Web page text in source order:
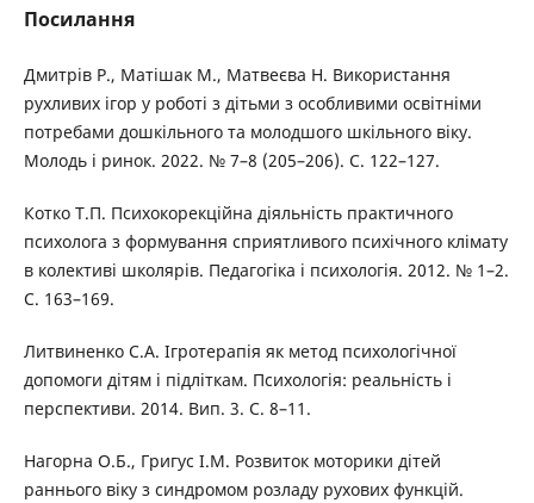
Посилання
Дмитрів Р., Матішак М., Матвеєва Н. Використання
рухливих ігор у роботі з дітьми з особливими освітніми
потребами дошкільного та молодшого шкільного віку.
Молодь і ринок. 2022. № 7–8 (205–206). С. 122–127.
Котко Т.П. Психокорекційна діяльність практичного
психолога з формування сприятливого психічного клімату
в колективі школярів. Педагогіка і психологія. 2012. № 1–2.
С. 163–169.
Литвиненко С.А. Ігротерапія як метод психологічної
допомоги дітям і підліткам. Психологія: реальність і
перспективи. 2014. Вип. 3. С. 8–11.
Нагорна О.Б., Григус І.М. Розвиток моторики дітей
раннього віку з синдромом розладу рухових функцій.